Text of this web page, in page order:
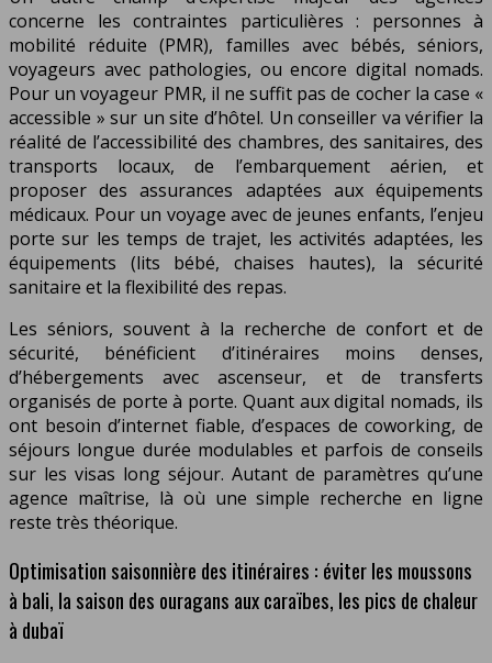
concerne les contraintes particulières : personnes à
mobilité réduite (PMR), familles avec bébés, séniors,
voyageurs avec pathologies, ou encore digital nomads.
Pour un voyageur PMR, il ne suffit pas de cocher la case «
accessible » sur un site d’hôtel. Un conseiller va vérifier la
réalité de l’accessibilité des chambres, des sanitaires, des
transports locaux, de l’embarquement aérien, et
proposer des assurances adaptées aux équipements
médicaux. Pour un voyage avec de jeunes enfants, l’enjeu
porte sur les temps de trajet, les activités adaptées, les
équipements (lits bébé, chaises hautes), la sécurité
sanitaire et la flexibilité des repas.
Les séniors, souvent à la recherche de confort et de
sécurité, bénéficient d’itinéraires moins denses,
d’hébergements avec ascenseur, et de transferts
organisés de porte à porte. Quant aux digital nomads, ils
ont besoin d’internet fiable, d’espaces de coworking, de
séjours longue durée modulables et parfois de conseils
sur les visas long séjour. Autant de paramètres qu’une
agence maîtrise, là où une simple recherche en ligne
reste très théorique.
Optimisation saisonnière des itinéraires : éviter les moussons
à bali, la saison des ouragans aux caraïbes, les pics de chaleur
à dubaï